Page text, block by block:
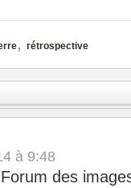
, rétrospective
à 9:48
des